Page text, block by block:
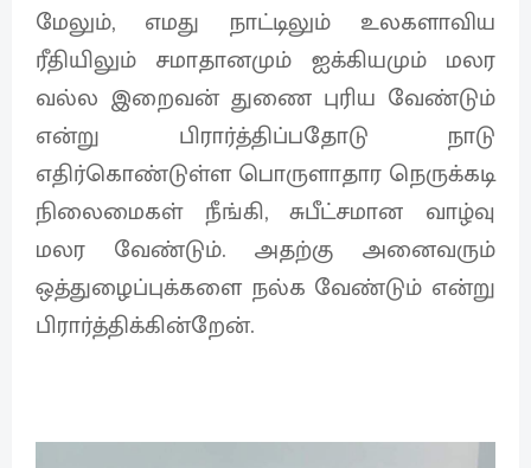
மேலும், எமது நாட்டிலும் உலகளாவிய
ரீதியிலும் சமாதானமும் ஐக்கியமும் மலர
வல்ல இறைவன் துணை புரிய வேண்டும்
என்று பிரார்த்திப்பதோடு நாடு
எதிர்கொண்டுள்ள பொருளாதார நெருக்கடி
நிலைமைகள் நீங்கி, சுபீட்சமான வாழ்வு
மலர வேண்டும். அதற்கு அனைவரும்
ஒத்துழைப்புக்களை நல்க வேண்டும் என்று
பிரார்த்திக்கின்றேன்.